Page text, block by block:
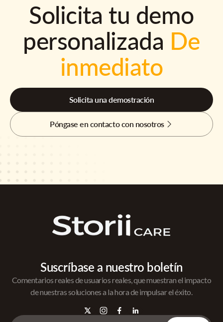
Solicita tu demo
personalizada De
inmediato
Solicita una demostración
Póngase en contacto con nosotros
Suscríbase a nuestro boletín
Comentarios reales de usuarios reales, que muestran el impacto
de nuestras soluciones a la hora de impulsar el éxito.